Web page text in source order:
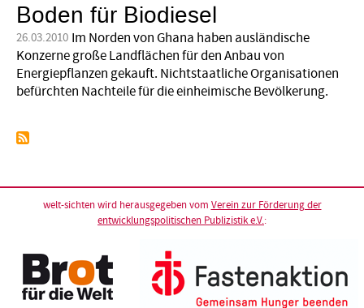
Boden für Biodiesel
26.03.2010 Im Norden von Ghana haben ausländische
Konzerne große Landflächen für den Anbau von
Energiepflanzen gekauft. Nichtstaatliche Organisationen
befürchten Nachteile für die einheimische Bevölkerung.
welt-sichten wird herausgegeben vom Verein zur Förderung der
entwicklungspolitischen Publizistik e.V.: